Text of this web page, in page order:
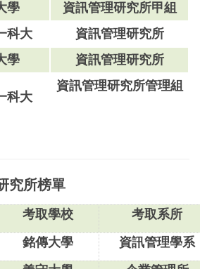
學
資訊管理研究所甲組
科大
資訊管理研究所
學 資訊管理研究所
科大
資訊管理研究所管理組
究所榜單
考取學校
考取系所
銘傳大學
資訊管理學系